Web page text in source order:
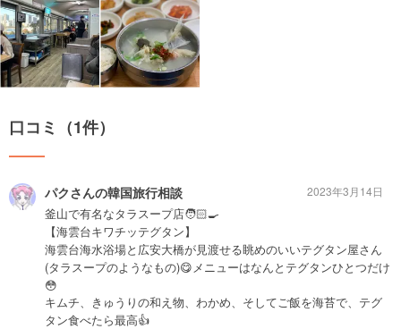
口コミ（1件）
パクさんの韓国旅行相談
釜山で有名なタラスープ店🧑🏻‍🍳
【海雲台キワチッテグタン】
海雲台海水浴場と広安大橋が見渡せる眺めのいいテグタン屋さん
(タラスープのようなもの)😋メニューはなんとテグタンひとつだけ
😳
キムチ、きゅうりの和え物、わかめ、そしてご飯を海苔で、テグ
タン食べたら最高👍
2023年3月14日